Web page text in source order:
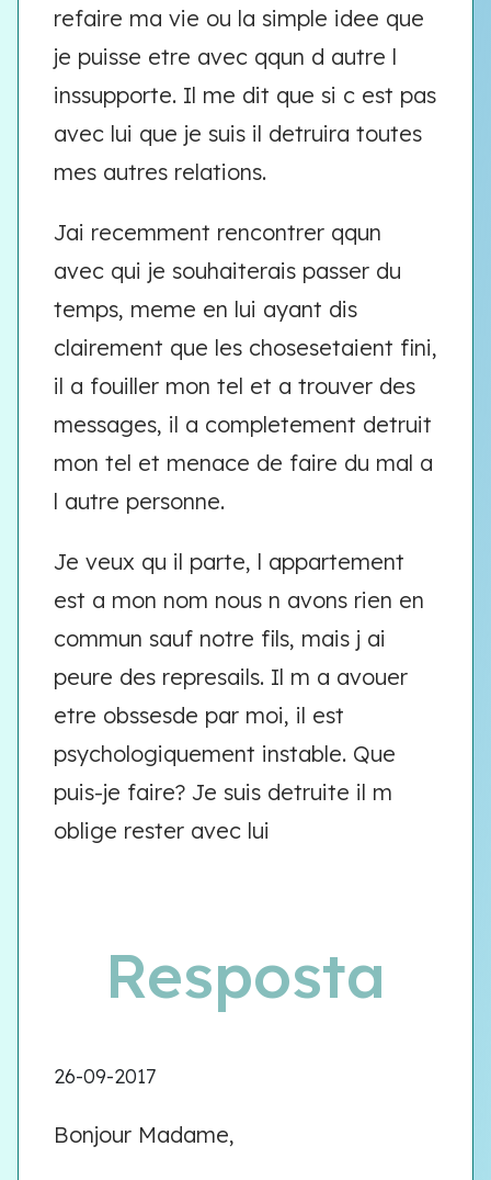
refaire ma vie ou la simple idee que
je puisse etre avec qqun d autre l
inssupporte. Il me dit que si c est pas
avec lui que je suis il detruira toutes
mes autres relations.
Jai recemment rencontrer qqun
avec qui je souhaiterais passer du
temps, meme en lui ayant dis
clairement que les chosesetaient fini,
il a fouiller mon tel et a trouver des
messages, il a completement detruit
mon tel et menace de faire du mal a
l autre personne.
Je veux qu il parte, l appartement
est a mon nom nous n avons rien en
commun sauf notre fils, mais j ai
peure des represails. Il m a avouer
etre obssesde par moi, il est
psychologiquement instable. Que
puis-je faire? Je suis detruite il m
oblige rester avec lui
Resposta
26-09-2017
Bonjour Madame,